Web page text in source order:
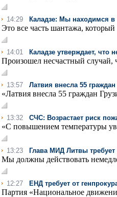
14:29 Каладзе: Мы находимся в
Это все часть шантажа,
14:01 Каладзе утверждает, что
Произошел несчастный случай,
13:57 Латвия внесла 55
«Латвия внесла 55 граждан
13:32 СЧС: Возрастает риск
«С повышением температуры
13:23 Глава МИД Литвы требует
Мы должны действовать
12:27 ЕНД требует от
Партия «Национальное